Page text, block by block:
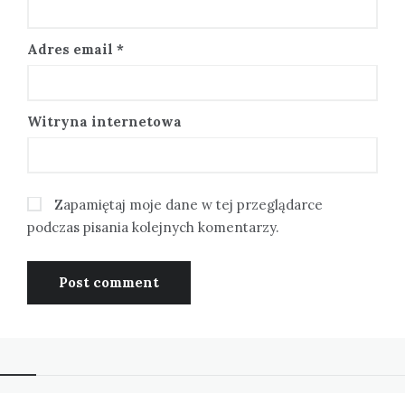
Adres email *
Witryna internetowa
Zapamiętaj moje dane w tej przeglądarce
podczas pisania kolejnych komentarzy.